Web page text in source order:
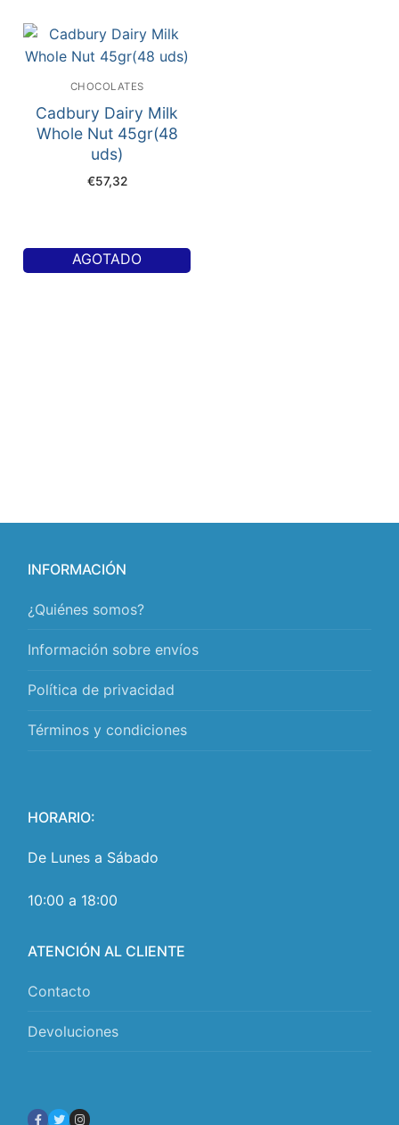
CHOCOLATES
Cadbury Dairy Milk
Whole Nut 45gr(48
uds)
€57,32
AGOTADO
INFORMACIÓN
¿Quiénes somos?
Información sobre envíos
Política de privacidad
Términos y condiciones
HORARIO:
De Lunes a Sábado
10:00 a 18:00
ATENCIÓN AL CLIENTE
Contacto
Devoluciones